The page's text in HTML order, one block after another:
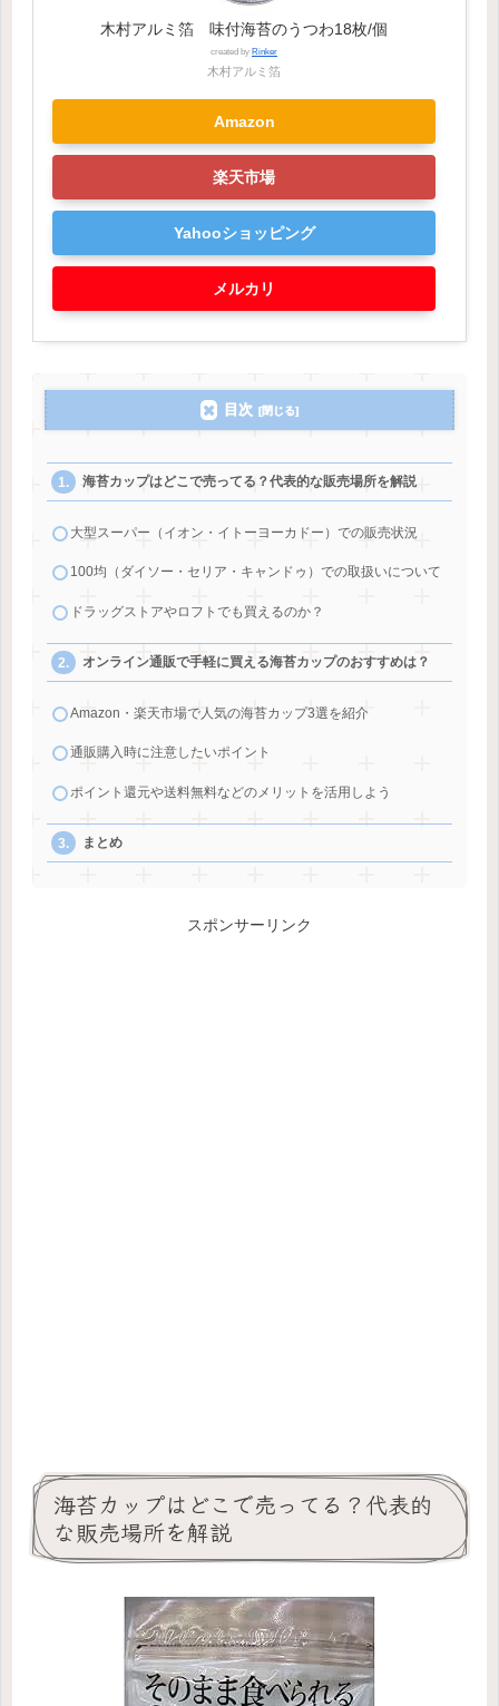
木村アルミ箔 味付海苔のうつわ18枚/個
created by Rinker
木村アルミ箔
Amazon
楽天市場
Yahooショッピング
メルカリ
目次
海苔カップはどこで売ってる？代表的な販売場所を解説
大型スーパー（イオン・イトーヨーカドー）での販売状況
100均（ダイソー・セリア・キャンドゥ）での取扱いについて
ドラッグストアやロフトでも買えるのか？
オンライン通販で手軽に買える海苔カップのおすすめは？
Amazon・楽天市場で人気の海苔カップ3選を紹介
通販購入時に注意したいポイント
ポイント還元や送料無料などのメリットを活用しよう
まとめ
スポンサーリンク
海苔カップはどこで売ってる？代表的
な販売場所を解説